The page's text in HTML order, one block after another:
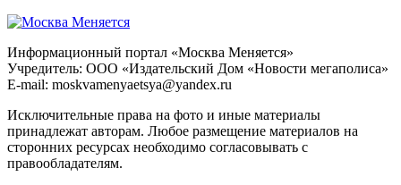
Информационный портал «Москва Меняется»
Учредитель: ООО «Издательский Дом «Новости мегаполиса»
E-mail: moskvamenyaetsya@yandex.ru
Исключительные права на фото и иные материалы
принадлежат авторам. Любое размещение материалов на
сторонних ресурсах необходимо согласовывать с
правообладателям.